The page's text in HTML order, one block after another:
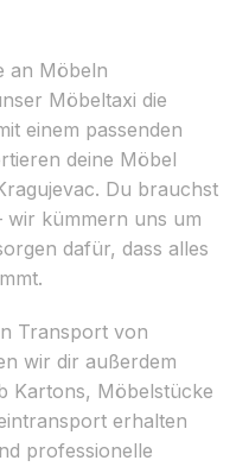
an Möbeln
Möbeltaxi die
einem passenden
deine Möbel
Du brauchst
wir kümmern uns um
dafür, dass alles
Transport von
wir dir außerdem
Kartons, Möbelstücke
erhalten
professionelle